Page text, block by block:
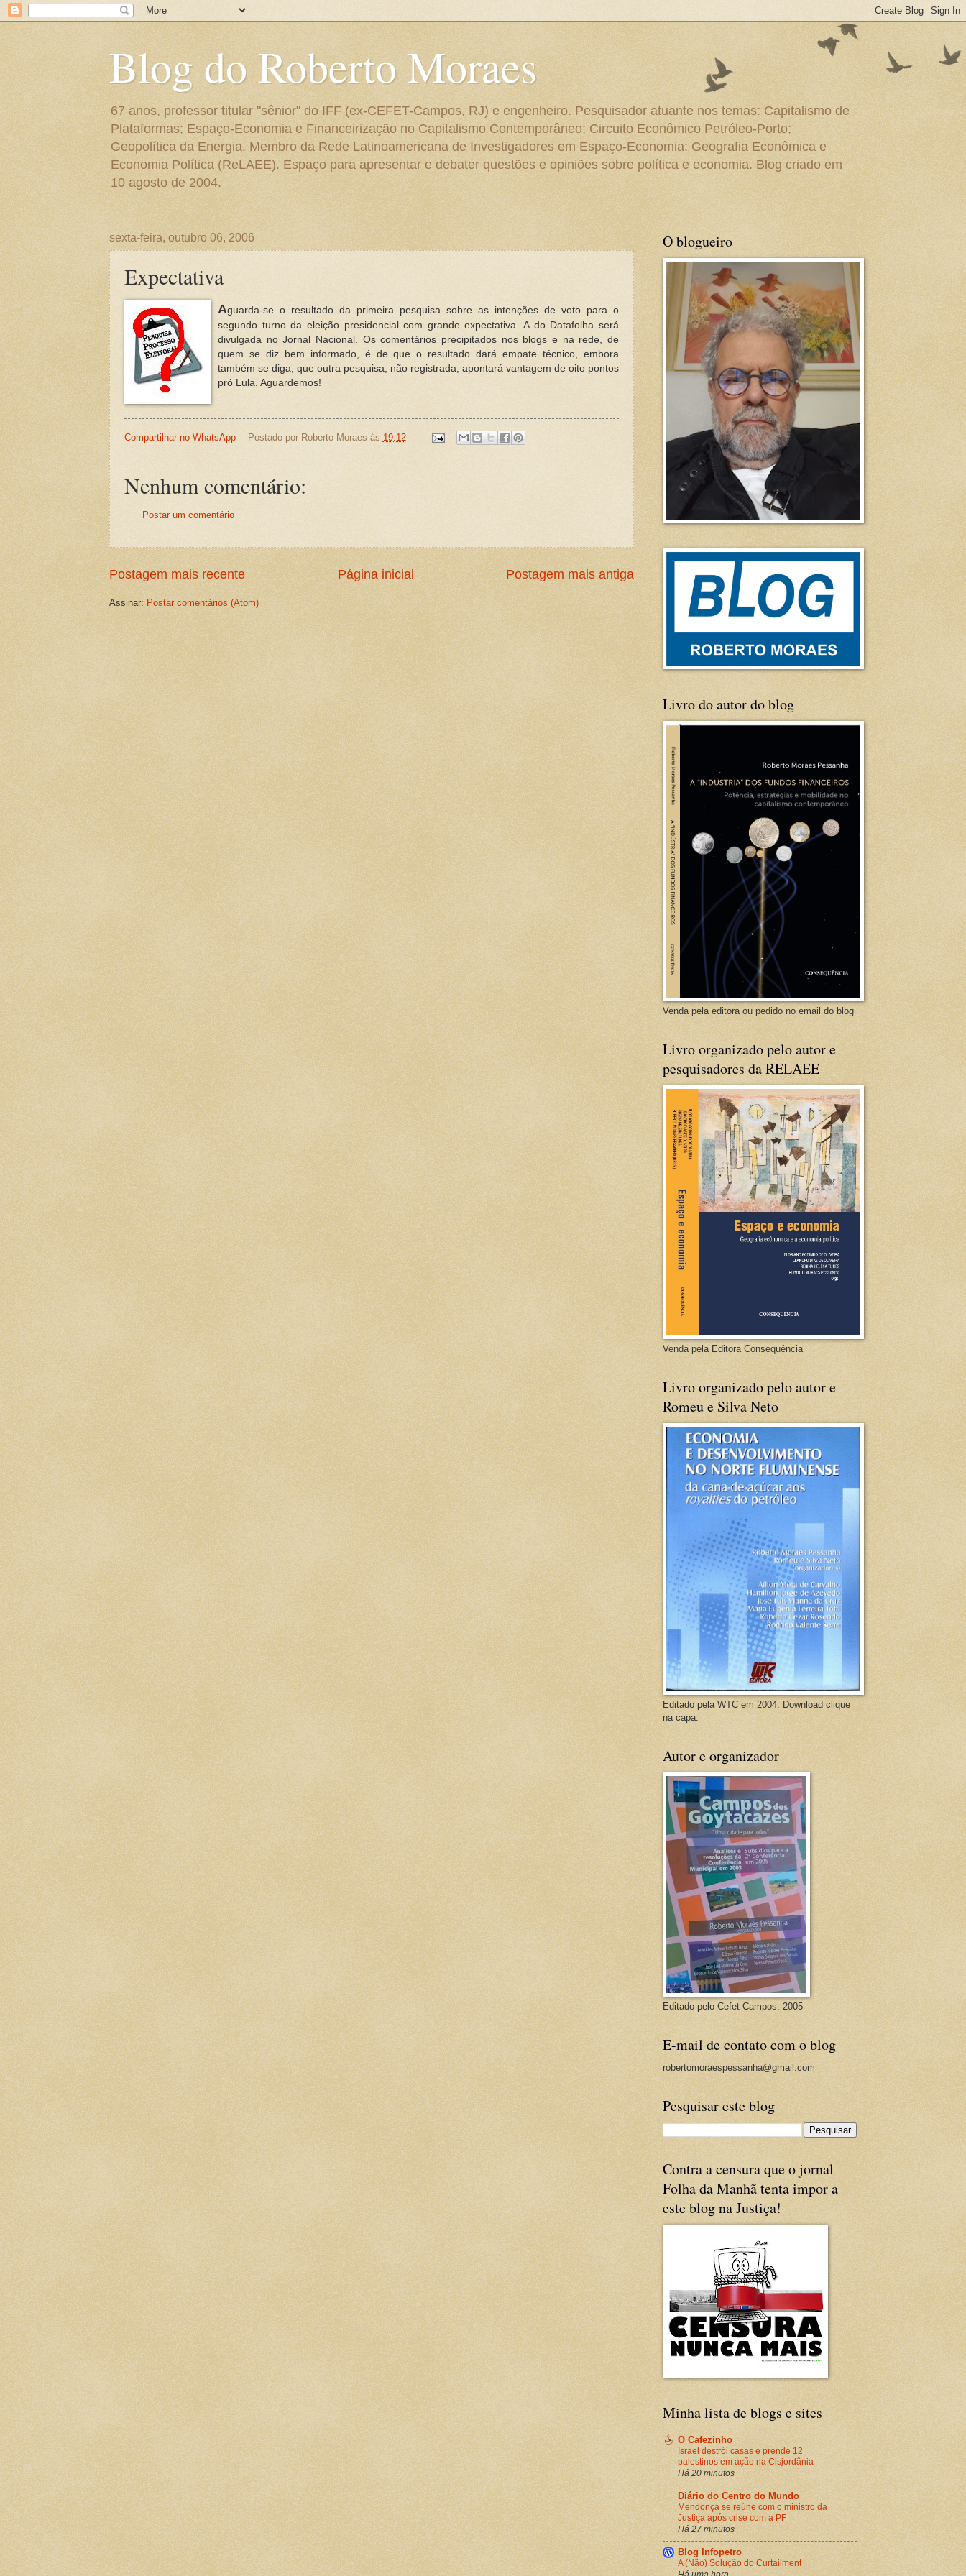
Blog do Roberto Moraes
67 anos, professor titular "sênior" do IFF (ex-CEFET-Campos, RJ) e engenheiro. Pesquisador atuante nos temas: Capitalismo de
Plataformas; Espaço-Economia e Financeirização no Capitalismo Contemporâneo; Circuito Econômico Petróleo-Porto;
Geopolítica da Energia. Membro da Rede Latinoamericana de Investigadores em Espaço-Economia: Geografia Econômica e
Economia Política (ReLAEE). Espaço para apresentar e debater questões e opiniões sobre política e economia. Blog criado em
10 agosto de 2004.
sexta-feira, outubro 06, 2006
Expectativa
Aguarda-se o resultado da primeira pesquisa sobre as intenções de voto para o
segundo turno da eleição presidencial com grande expectativa. A do Datafolha será
divulgada no Jornal Nacional. Os comentários precipitados nos blogs e na rede, de
quem se diz bem informado, é de que o resultado dará empate técnico, embora
também se diga, que outra pesquisa, não registrada, apontará vantagem de oito pontos
pró Lula. Aguardemos!
Compartilhar no WhatsApp Postado por Roberto Moraes às 19:12
Nenhum comentário:
Postar um comentário
Postagem mais recente Postagem mais antiga
Página inicial
Assinar: Postar comentários (Atom)
O blogueiro
Livro do autor do blog
Venda pela editora ou pedido no email do blog
Livro organizado pelo autor e
pesquisadores da RELAEE
Venda pela Editora Consequência
Livro organizado pelo autor e
Romeu e Silva Neto
Editado pela WTC em 2004. Download clique
na capa.
Autor e organizador
Editado pelo Cefet Campos: 2005
E-mail de contato com o blog
robertomoraespessanha@gmail.com
Pesquisar este blog
Contra a censura que o jornal
Folha da Manhã tenta impor a
este blog na Justiça!
Minha lista de blogs e sites
O Cafezinho
Israel destrói casas e prende 12
palestinos em ação na Cisjordânia
Há 20 minutos
Diário do Centro do Mundo
Mendonça se reúne com o ministro da
Justiça após crise com a PF
Há 27 minutos
Blog Infopetro
A (Não) Solução do Curtailment
Há uma hora